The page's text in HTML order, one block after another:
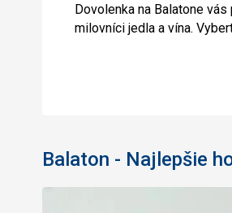
Dovolenka na Balatone
milovníci jedla a vína.
Balaton - Najlepšie